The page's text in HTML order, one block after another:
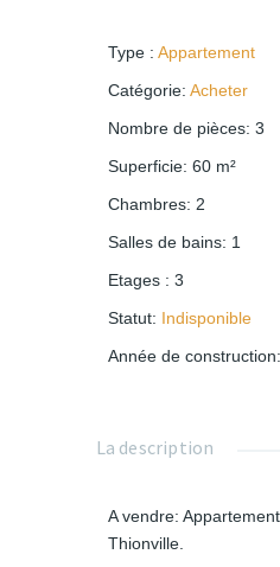
Type : Appartement
Catégorie: Acheter
Nombre de pièces: 3
Superficie: 60m²
Chambres: 2
Salles de bains: 1
Etages : 3
Statut: Indisponible
Année de construction:
La description
A vendre:
Thionville.